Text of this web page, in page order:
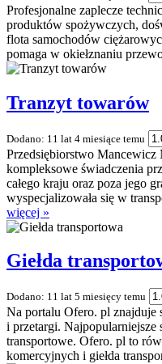
Profesjonalne zaplecze
produktów spożywczych,
flota samochodów
pomaga w okiełznaniu
Tranzyt towarów
Dodano: 11 lat 4 miesiące temu
Przedsiębiorstwo Mancewicz
kompleksowe świadczenia
całego kraju oraz poza jego
wyspecjalizowała się w
więcej »
Giełda
Dodano: 11 lat 5 miesięcy temu
Na portalu Ofero. pl znajduje
i przetargi. Najpopularniejsze
transportowe. Ofero. pl to
komercyjnych i giełda